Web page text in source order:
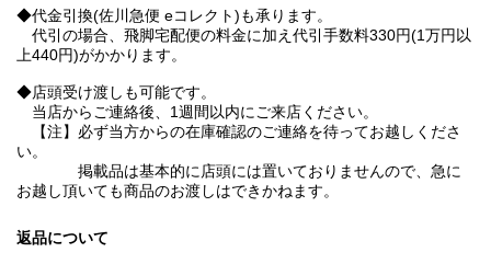
◆代金引換(佐川急便 eコレクト)も承ります。
代引の場合、飛脚宅配便の料金に加え代引手数料330円(1万円以
上440円)がかかります。
◆店頭受け渡しも可能です。
当店からご連絡後、1週間以内にご来店ください。
【注】必ず当方からの在庫確認のご連絡を待ってお越しくださ
い。
掲載品は基本的に店頭には置いておりませんので、急に
お越し頂いても商品のお渡しはできかねます。
返品について